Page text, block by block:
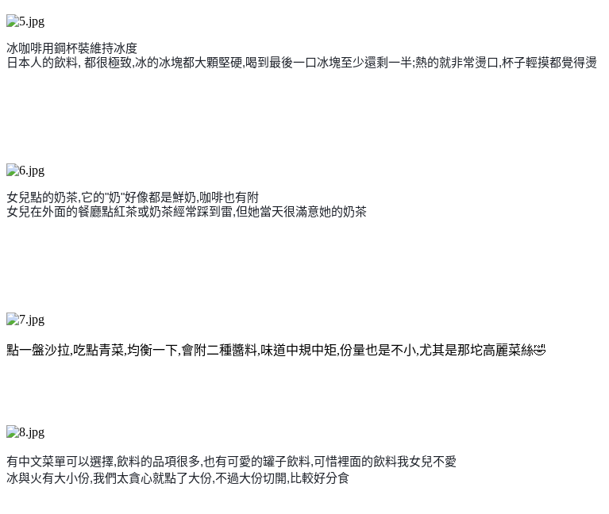
冰咖啡用鋼杯裝維持冰度
日本人的飲料, 都很極致,冰的冰塊都大顆堅硬,喝到最後一口冰塊至少還剩一半;熱的就非常燙口,杯子輕摸都覺得燙
女兒點的奶茶,它的"奶"好像都是鮮奶,咖啡也有附
女兒在外面的餐廳點紅茶或奶茶經常踩到雷,但她當天很滿意她的奶茶
點一盤沙拉,吃點青菜,均衡一下,會附二種醬料,味道中規中矩,份量也是不小,尤其是那坨高麗菜絲🤣
有中文菜單可以選擇,飲料的品項很多,也有可愛的罐子飲料,可惜裡面的飲料我女兒不愛
冰與火有大小份,我們太貪心就點了大份,不過大份切開, 比較好分食